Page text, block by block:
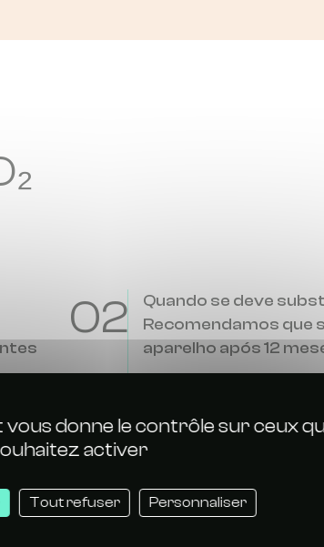
vous donne le contrôle sur ceux
activer
Tout refuser Personnaliser
a
dias.
02
Quando se deve
Recomendamos que
aparelho após 12
Se a sua armadilha
consecutivos, é
de cada período de
Quando a armadilha
pode manter a sua
de ser substituído